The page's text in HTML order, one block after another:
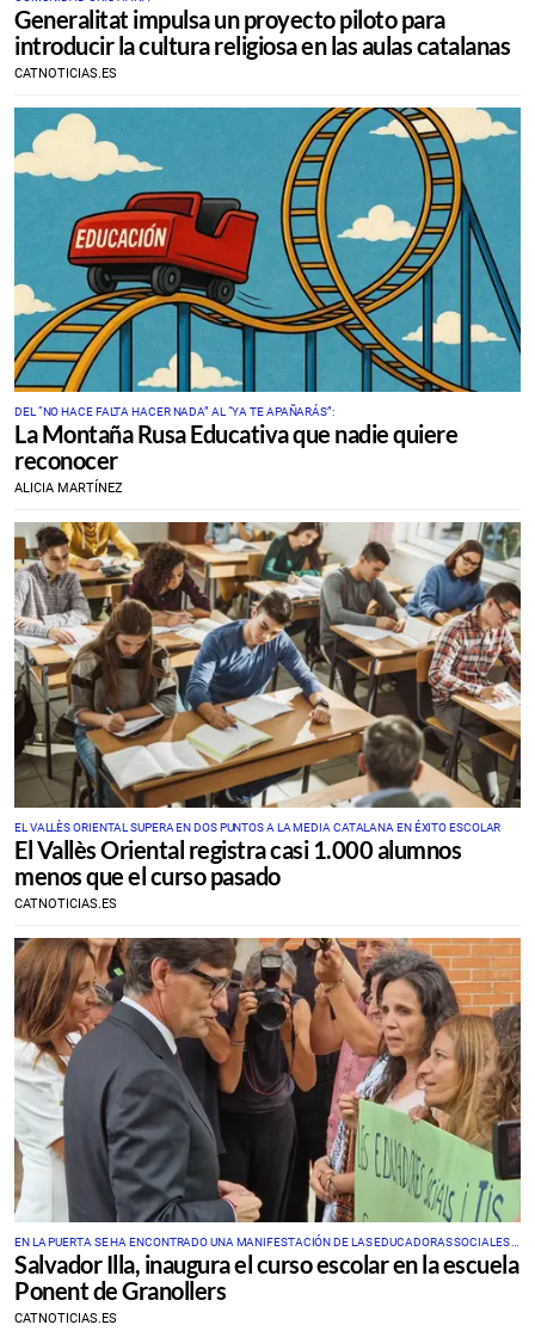
Generalitat impulsa un proyecto piloto para
introducir la cultura religiosa en las aulas catalanas
CATNOTICIAS.ES
DEL “NO HACE FALTA HACER NADA” AL “YA TE APAÑARÁS”:
La Montaña Rusa Educativa que nadie quiere
reconocer
ALICIA MARTÍNEZ
EL VALLÈS ORIENTAL SUPERA EN DOS PUNTOS A LA MEDIA CATALANA EN ÉXITO ESCOLAR
El Vallès Oriental registra casi 1.000 alumnos
menos que el curso pasado
CATNOTICIAS.ES
EN LA PUERTA SE HA ENCONTRADO UNA MANIFESTACIÓN DE LAS EDUCADORAS SOCIALES Y
LOS TÉCNICOS DE INTEGRACIÓN SOCIAL
Salvador Illa, inaugura el curso escolar en la escuela
Ponent de Granollers
CATNOTICIAS.ES